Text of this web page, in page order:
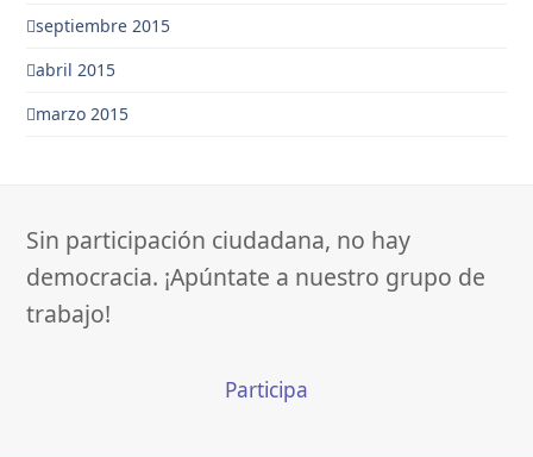
septiembre 2015
abril 2015
marzo 2015
Sin participación ciudadana, no hay
democracia. ¡Apúntate a nuestro grupo de
trabajo!
Participa